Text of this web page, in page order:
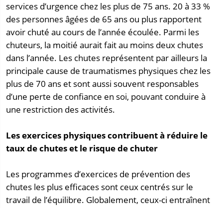
services d’urgence chez les plus de 75 ans. 20 à 33 %
des personnes âgées de 65 ans ou plus rapportent
avoir chuté au cours de l’année écoulée. Parmi les
chuteurs, la moitié aurait fait au moins deux chutes
dans l’année. Les chutes représentent par ailleurs la
principale cause de traumatismes physiques chez les
plus de 70 ans et sont aussi souvent responsables
d’une perte de confiance en soi, pouvant conduire à
une restriction des activités.
Les exercices physiques contribuent à réduire le
taux de chuteset le risque de chuter
Les programmes d’exercices de prévention des
chutes les plus efficaces sont ceux centrés sur le
travail de l’équilibre. Globalement, ceux-ci entraînent